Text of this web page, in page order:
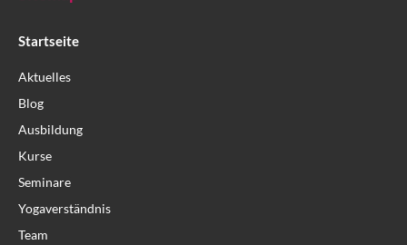
Startseite
Aktuelles
Blog
Ausbildung
Kurse
Seminare
Yogaverständnis
Team